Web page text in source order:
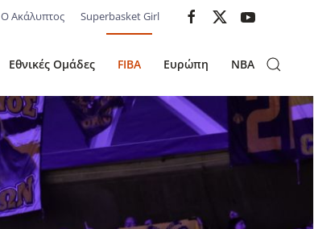
Ο Ακάλυπτος Superbasket Girl
Εθνικές Ομάδες FIBA Ευρώπη NBA